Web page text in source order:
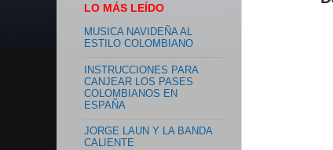
LO MÁS LEÍDO
MUSICA NAVIDEÑA AL
ESTILO COLOMBIANO
INSTRUCCIONES PARA
CANJEAR LOS PASES
COLOMBIANOS EN
ESPAÑA
JORGE LAUN Y LA BANDA
CALIENTE